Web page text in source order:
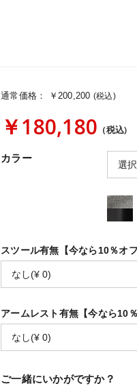
通常価格： ￥200,200 (税込)
￥180,180 (税込)
カラー
スツール有無【今なら10％オフ
アームレスト有無【今なら10
ご一緒にいかがですか？